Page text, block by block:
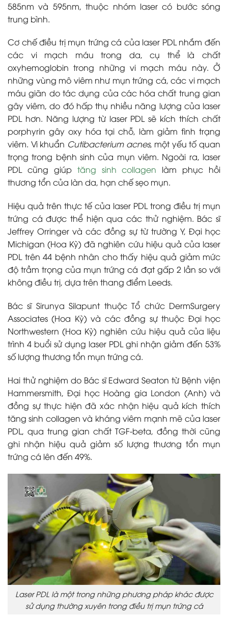
585nm và 595nm, thuộc nhóm laser có bước sóng
trung bình.
Cơ chế điều trị mụn trứng cá của laser PDL nhắm đến
các vi mạch máu trong da, cụ thể là chất
oxyhemoglobin trong những vi mạch máu này. Ở
những vùng mô viêm như mụn trứng cá, các vi mạch
máu giãn do tác dụng của các hóa chất trung gian
gây viêm, do đó hấp thụ nhiều năng lượng của laser
PDL hơn. Năng lượng từ laser PDL sẽ kích thích chất
porphyrin gây oxy hóa tại chỗ, làm giảm tình trạng
viêm. Vi khuẩn Cutibacterium acnes, một yếu tố quan
trọng trong bệnh sinh của mụn viêm. Ngoài ra, laser
PDL cũng giúp tăng sinh collagen làm phục hồi
thương tổn của làn da, hạn chế sẹo mụn.
Hiệu quả trên thực tế của laser PDL trong điều trị mụn
trứng cá được thể hiện qua các thử nghiệm. Bác sĩ
Jeffrey Orringer và các đồng sự từ trường Y, Đại học
Michigan (Hoa Kỳ) đã nghiên cứu hiệu quả của laser
PDL trên 44 bệnh nhân cho thấy hiệu quả giảm mức
độ trầm trọng của mụn trứng cá đạt gấp 2 lần so với
không điều trị, dựa trên thang điểm Leeds.
Bác sĩ Sirunya Silapunt thuộc Tổ chức DermSurgery
Associates (Hoa Kỳ) và các đồng sự thuộc Đại học
Northwestern (Hoa Kỳ) nghiên cứu hiệu quả của liệu
trình 4 buổi sử dụng laser PDL ghi nhận giảm đến 53%
số lượng thương tổn mụn trứng cá.
Hai thử nghiệm do Bác sĩ Edward Seaton từ Bệnh viện
Hammersmith, Đại học Hoàng gia London (Anh) và
đồng sự thực hiện đã xác nhận hiệu quả kích thích
tăng sinh collagen và kháng viêm mạnh mẽ của laser
PDL, qua trung gian chất TGF-beta, đồng thời cũng
ghi nhận hiệu quả giảm số lượng thương tổn mụn
trứng cá lên đến 49%.
Laser PDL là một trong những phương pháp khác được
sử dụng thường xuyên trong điều trị mụn trứng cá